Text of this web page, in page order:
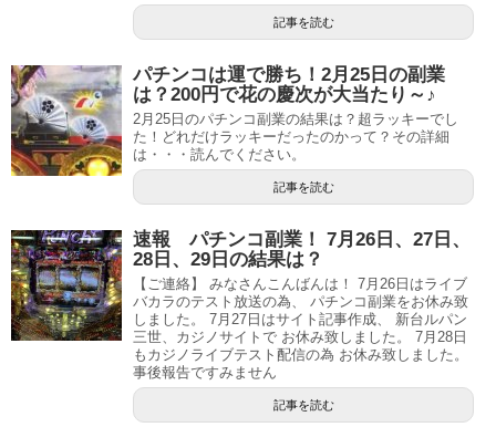
記事を読む
パチンコは運で勝ち！2月25日の副業
は？200円で花の慶次が大当たり～♪
2月25日のパチンコ副業の結果は？超ラッキーでし
た！どれだけラッキーだったのかって？その詳細
は・・・読んでください。
記事を読む
速報 パチンコ副業！ 7月26日、27日、
28日、29日の結果は？
【ご連絡】 みなさんこんばんは！ 7月26日はライブ
バカラのテスト放送の為、 パチンコ副業をお休み致
しました。 7月27日はサイト記事作成、 新台ルパン
三世、カジノサイトで お休み致しました。 7月28日
もカジノライブテスト配信の為 お休み致しました。
事後報告ですみません
記事を読む